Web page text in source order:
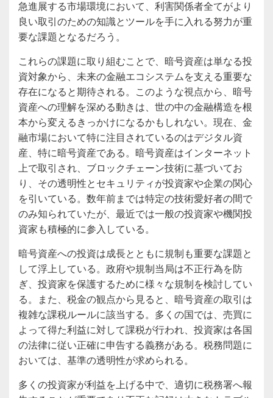
急進展する市場環境において、利害関係者全てがより
良い取引のための知識とツールを手に入れる努力が重
要な課題となるだろう。
これらの課題に取り組むことで、暗号資産は単なる投
資対象から、未来の金融エコシステムを支える重要な
存在になると期待される。このような視点から、暗号
資産への理解を深める動きは、世の中の金融構造を根
本から変えるきっかけになるかもしれない。現在、金
融市場において特に注目されているのはデジタル資
産、特に暗号資産である。暗号資産はインターネット
上で取引され、ブロックチェーン技術に基づいてお
り、その透明性とセキュリティが投資家や企業の関心
を引いている。数年前までは特定の技術愛好者の間で
のみ知られていたが、最近では一般の投資家や機関投
資家も積極的に参入している。
暗号資産への投資は成長とともに規制も重要な課題と
して浮上している。政府や規制当局は不正行為を防
ぎ、投資家を保護するために様々な規制を検討してい
る。また、税金の観点から見ると、暗号資産の取引は
複雑な課税ルールに該当する。多くの国では、売買に
よって得た利益に対して課税が行われ、投資家は各国
の法律に従い正確に申告する義務がある。税務問題に
おいては、基準の透明性が求められる。
多くの投資家が利益を上げる中で、適切に税務署へ報